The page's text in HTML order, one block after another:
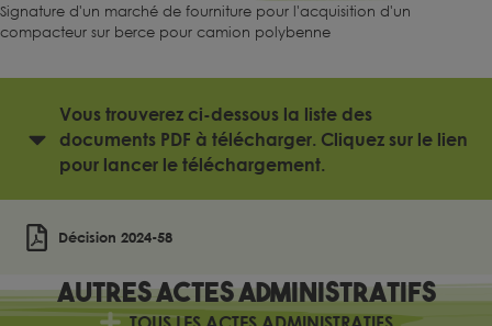
Signature d'un marché de fourniture pour l'acquisition d'un
compacteur sur berce pour camion polybenne
Vous trouverez ci-dessous la liste des
documents PDF à télécharger. Cliquez sur le lien
pour lancer le téléchargement.
Décision 2024-58
AutresActes administratifs
TOUS LES ACTES ADMINISTRATIFS